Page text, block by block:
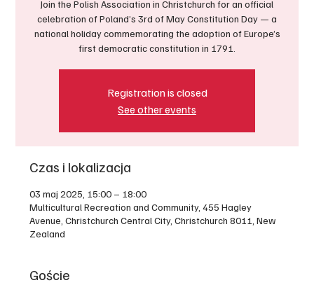
Join the Polish Association in Christchurch for an official
celebration of Poland’s 3rd of May Constitution Day — a
national holiday commemorating the adoption of Europe’s
first democratic constitution in 1791.
Registration is closed
See other events
Czas i lokalizacja
03 maj 2025, 15:00 – 18:00
Multicultural Recreation and Community, 455 Hagley
Avenue, Christchurch Central City, Christchurch 8011, New
Zealand
Goście